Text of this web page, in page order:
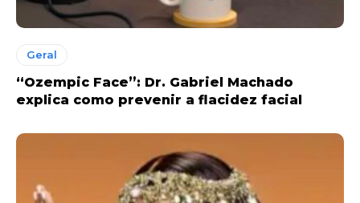
Geral
“Ozempic Face”: Dr. Gabriel Machado
explica como prevenir a flacidez facial